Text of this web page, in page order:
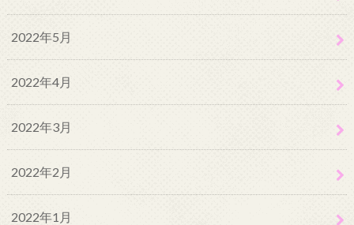
2022年5月
2022年4月
2022年3月
2022年2月
2022年1月